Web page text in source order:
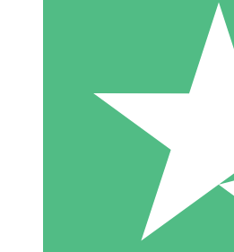
10 Nedladdningar
20 00